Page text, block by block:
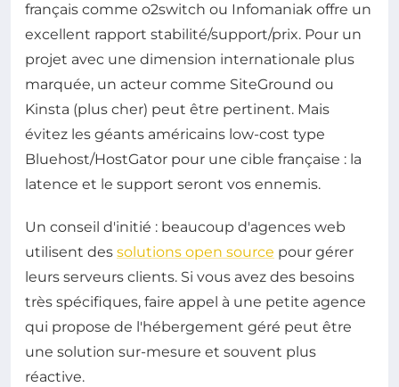
français comme o2switch ou Infomaniak offre un
excellent rapport stabilité/support/prix. Pour un
projet avec une dimension internationale plus
marquée, un acteur comme SiteGround ou
Kinsta (plus cher) peut être pertinent. Mais
évitez les géants américains low-cost type
Bluehost/HostGator pour une cible française : la
latence et le support seront vos ennemis.
Un conseil d'initié : beaucoup d'agences web
utilisent des solutions open source pour gérer
leurs serveurs clients. Si vous avez des besoins
très spécifiques, faire appel à une petite agence
qui propose de l'hébergement géré peut être
une solution sur-mesure et souvent plus
réactive.